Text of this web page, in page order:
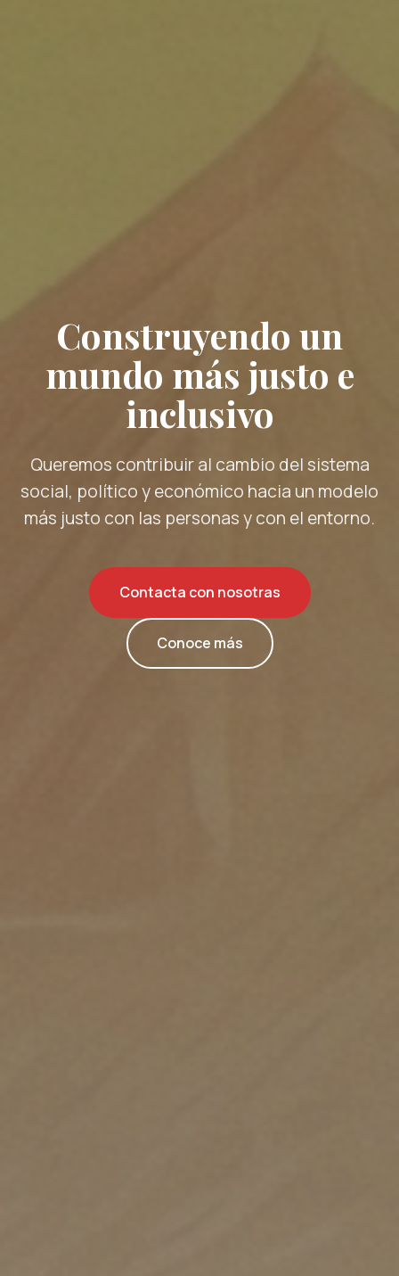
Construyendo un
mundo más justo e
inclusivo
Queremos contribuir al cambio del sistema
social, político y económico hacia un modelo
más justo con las personas y con el entorno.
Contacta con nosotras
Conoce más